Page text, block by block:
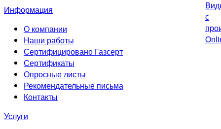
Информация
О компании
Наши работы
Сертифицировано Газсерт
Сертификаты
Опросные листы
Рекомендательные письма
Контакты
Услуги